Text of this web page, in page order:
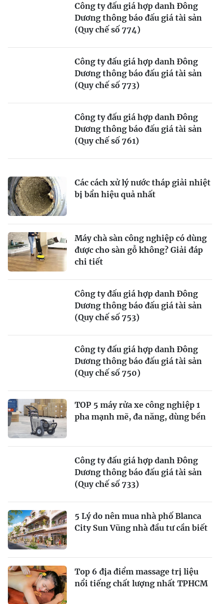
Công ty đấu giá hợp danh Đông
Dương thông báo đấu giá tài sản
(Quy chế số 774)
Công ty đấu giá hợp danh Đông
Dương thông báo đấu giá tài sản
(Quy chế số 773)
Công ty đấu giá hợp danh Đông
Dương thông báo đấu giá tài sản
(Quy chế số 761)
Các cách xử lý nước tháp giải nhiệt
bị bẩn hiệu quả nhất
Máy chà sàn công nghiệp có dùng
được cho sàn gỗ không? Giải đáp
chi tiết
Công ty đấu giá hợp danh Đông
Dương thông báo đấu giá tài sản
(Quy chế số 753)
Công ty đấu giá hợp danh Đông
Dương thông báo đấu giá tài sản
(Quy chế số 750)
TOP 5 máy rửa xe công nghiệp 1
pha mạnh mẽ, đa năng, dùng bền
Công ty đấu giá hợp danh Đông
Dương thông báo đấu giá tài sản
(Quy chế số 733)
5 Lý do nên mua nhà phố Blanca
City Sun Vũng nhà đầu tư cần biết
Top 6 địa điểm massage trị liệu
nổi tiếng chất lượng nhất TPHCM